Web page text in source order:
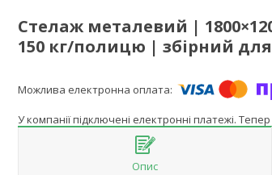
Стелаж металевий |
150 кг/полицю | збірний
У компанії підключені електронні платежі.
Опис